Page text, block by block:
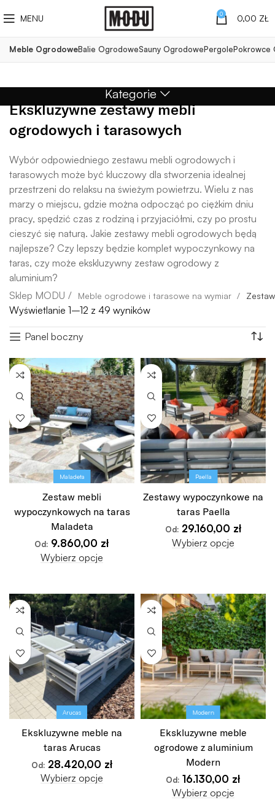
MENU 0 0,00 ZŁ
Meble OgrodoweBalie OgrodoweSauny OgrodowePergolePokrowce
Kategorie
Ekskluzywne zestawy mebli
ogrodowych i tarasowych
Wybór odpowiedniego zestawu mebli ogrodowych i
tarasowych może być kluczowy dla stworzenia idealnej
przestrzeni do relaksu na świeżym powietrzu. Wielu z nas
marzy o miejscu, gdzie można odpocząć po ciężkim dniu
pracy, spędzić czas z rodziną i przyjaciółmi, czy po prostu
cieszyć się naturą. Jakie zestawy mebli ogrodowych będą
najlepsze? Czy lepszy będzie komplet wypoczynkowy na
taras, czy może ekskluzywny zestaw ogrodowy z
aluminium?
Meble ogrodowe i tarasowe na wymiar
Wyświetlanie 1–12 z 49 wyników
Panel boczny
Maladeta
Zestaw mebli
wypoczynkowych na taras
Maladeta
Od: 9.860,00 zł
Wybierz opcje
Paella
Zestawy wypoczynkowe na
taras Paella
Od: 29.160,00 zł
Wybierz opcje
Arucas
Ekskluzywne meble na
taras Arucas
Od: 28.420,00 zł
Wybierz opcje
Modern
Ekskluzywne meble
ogrodowe z aluminium
Modern
Od: 16.130,00 zł
Wybierz opcje